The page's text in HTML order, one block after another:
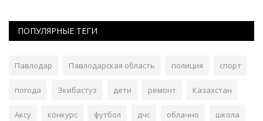
ПОПУЛЯРНЫЕ ТЕГИ
Павлодар Павлодарская область полиция спорт
погода Экибастуз дети ремонт Казахстан
Аксу конкурс футбол дчс облачно школа